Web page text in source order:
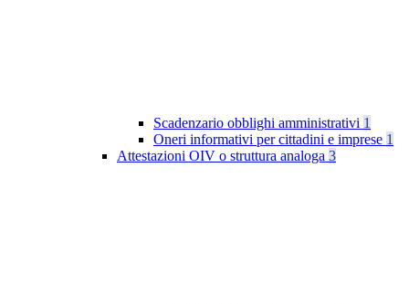
Scadenzario obblighi amministrativi 1
Oneri informativi per cittadini e imprese 1
Attestazioni OIV o struttura analoga 3